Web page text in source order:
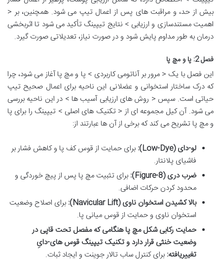
بیش از حد، و مراقبت های پس از اعمال تیپ می شود. همچنین، بر <
اهمیت مستندسازی و ارزیابی > نتایج تیپینگ تأکید می شود تا اثربخشی
درمان به طور مداوم پایش شود و در صورت نیاز، تعدیلاتی صورت گیرد.
فصل 2: پا و مچ پا
این فصل با یک < مرور بر آناتومی کاربردی > پا و مچ پا آغاز می شود، چرا
که درک ساختار استخوانی و عضلانی این ناحیه برای اعمال صحیح تیپ
حیاتی است. سپس < روش های ارزیابی آسیب ها > در این ناحیه بررسی
می شود. آن کیل مجموعه ای از < تکنیک های اصلی > تیپینگ را برای پا
و مچ پا تشریح می کند که برخی از آن ها عبارتند از:
لو-دای (Low-Dye):
برای حمایت از قوس کف پا و کاهش فشار بر
فاشیای پلانتار.
ضرب دری (Figure-8):
برای تثبیت مچ پا پس از پیچ خوردگی و
محدود کردن حرکات اضافی.
بالا کشیدن استخوان ناوی (Navicular Lift):
برای اصلاح وضعیت
استخوان ناوی و حمایت از قوس میانی پا.
حمایت رکابی شکل مچ پا هنگامی که مفصل تحت قاپی در
وضعیت خنثی قرار دارد و تکنیک تیپینگ قوس های-دایِ
تغییریافته: برای کنترل ساب تالار جوینت و ایجاد ثبات.